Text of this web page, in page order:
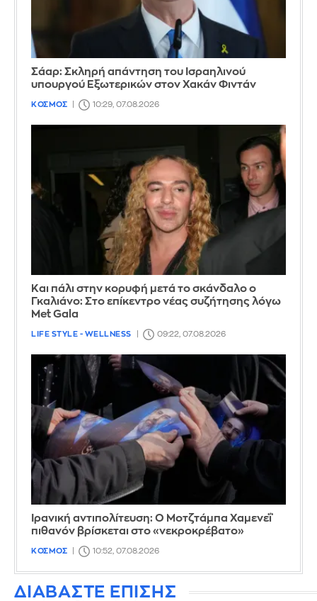
Σάαρ: Σκληρή απάντηση του Ισραηλινού
υπουργού Εξωτερικών στον Χακάν Φιντάν
ΚΟΣΜΟΣ 10:29, 07.08.2026
Και πάλι στην κορυφή μετά το σκάνδαλο ο
Γκαλιάνο: Στο επίκεντρο νέας συζήτησης λόγω
Met Gala
LIFE STYLE - WELLNESS 09:22, 07.08.2026
Ιρανική αντιπολίτευση: Ο Μοτζτάμπα Χαμενεΐ
πιθανόν βρίσκεται στο «νεκροκρέβατο»
ΚΟΣΜΟΣ 10:52, 07.08.2026
ΔΙΑΒΑΣΤΕ ΕΠΙΣΗΣ